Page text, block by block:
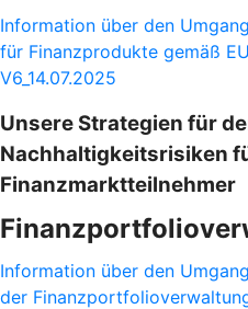
Information über den
für Finanzprodukte gemäß
V6_14.07.2025
Unsere Strategien für
Nachhaltigkeitsrisiken
Finanzmarktteilnehmer
Information über den
der